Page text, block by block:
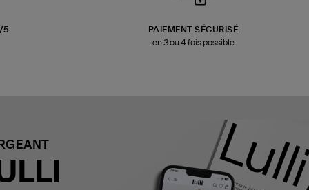
5
PAIEMENT SÉCURISÉ
en 3 ou 4 fois possible